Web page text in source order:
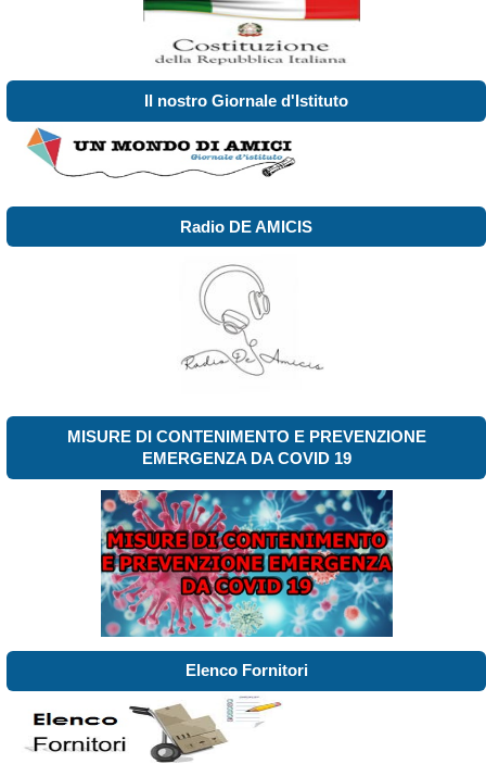
Il nostro Giornale d'Istituto
Radio DE AMICIS
MISURE DI CONTENIMENTO E PREVENZIONE
EMERGENZA DA COVID 19
Elenco Fornitori